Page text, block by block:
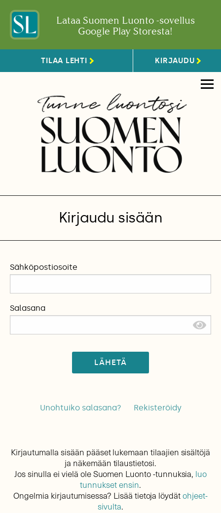
Lataa Suomen Luonto -sovellus
Google Play Storesta!
TILAA LEHTI KIRJAUDU
Kirjaudu sisään
Sähköpostiosoite
Salasana
LÄHETÄ
Unohtuiko salasana? Rekisteröidy
Kirjautumalla sisään pääset lukemaan tilaajien sisältöjä
ja näkemään tilaustietosi.
Jos sinulla ei vielä ole Suomen Luonto -tunnuksia, luo
tunnukset ensin.
Ongelmia kirjautumisessa? Lisää tietoja löydätohjeet-
sivulta.